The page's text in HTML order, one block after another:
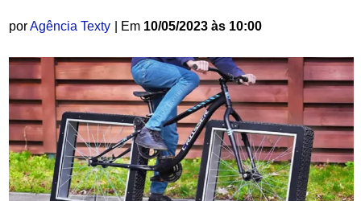
porAgência Texty | Em 10/05/2023 às 10:00